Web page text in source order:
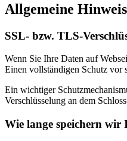
Allgemeine
SSL- bzw. TLS-
Wenn Sie Ihre Daten auf
Einen vollständigen Schutz vor
Ein wichtiger
Verschlüsselung an dem
Wie lange speichern wir